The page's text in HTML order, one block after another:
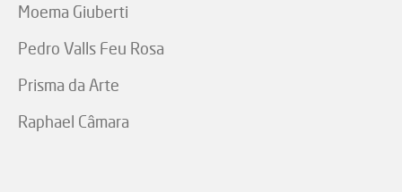
Moema Giuberti
Pedro Valls Feu Rosa
Prisma da Arte
Raphael Câmara